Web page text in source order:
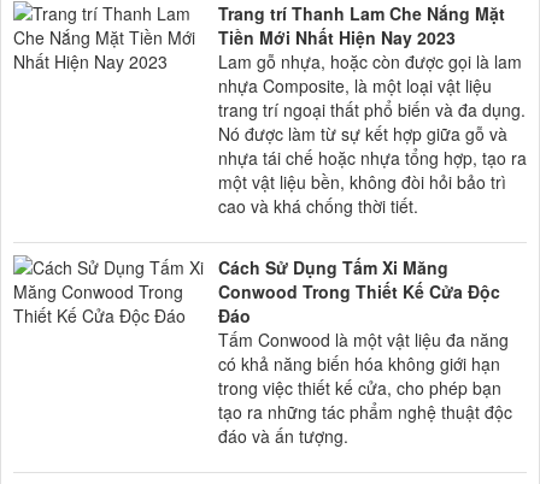
Trang trí Thanh Lam Che Nắng Mặt
Tiền Mới Nhất Hiện Nay 2023
Lam gỗ nhựa, hoặc còn được gọi là lam
nhựa Composite, là một loại vật liệu
trang trí ngoại thất phổ biến và đa dụng.
Nó được làm từ sự kết hợp giữa gỗ và
nhựa tái chế hoặc nhựa tổng hợp, tạo ra
một vật liệu bền, không đòi hỏi bảo trì
cao và khá chống thời tiết.
Cách Sử Dụng Tấm Xi Măng
Conwood Trong Thiết Kế Cửa Độc
Đáo
Tấm Conwood là một vật liệu đa năng
có khả năng biến hóa không giới hạn
trong việc thiết kế cửa, cho phép bạn
tạo ra những tác phẩm nghệ thuật độc
đáo và ấn tượng.